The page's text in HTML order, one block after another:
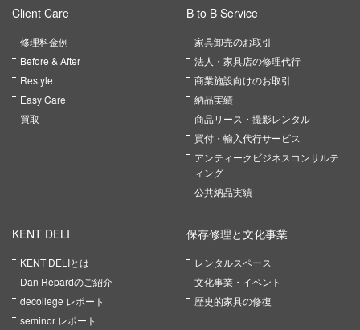
Client Care
修理料金例
Before & After
Restyle
Easy Care
買取
B to B Service
家具卸売のお取引
法人・家具店の修理代行
商業施設向けのお取引
納品実績
商品リース・撮影レンタル
買付・輸入代行サービス
アンティークビジネスコンサルテ
ィング
公共納品実績
KENT DELI
KENT DELIとは
Dan Repardのご紹介
decollege レポート
seminor レポート
保存修理と文化事業
レンタルスペース
文化事業・イベント
歴史的家具の修復